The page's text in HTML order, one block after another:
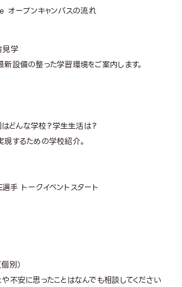
見学
設備の整った学習環境をご案内します。
どんな学校？学生生活は？
するための学校紹介。
手 トークイベントスタート
別）
不安に思ったことはなんでも相談してください